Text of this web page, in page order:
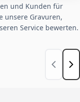
und Kunden für
unsere Gravuren,
Service bewerten.